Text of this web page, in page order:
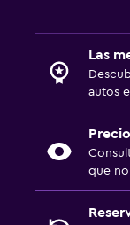
Las
autos
que no